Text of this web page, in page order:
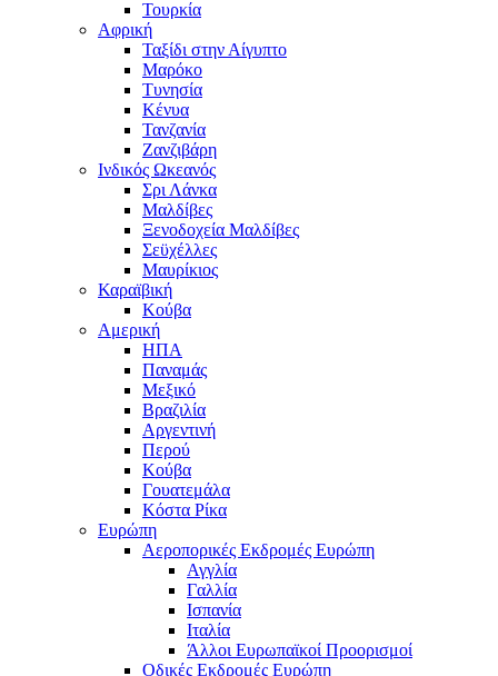
Τουρκία
Αφρική
Ταξίδι στην Αίγυπτο
Μαρόκο
Τυνησία
Κένυα
Τανζανία
Ζανζιβάρη
Ινδικός Ωκεανός
Σρι Λάνκα
Μαλδίβες
Ξενοδοχεία Μαλδίβες
Σεϋχέλλες
Μαυρίκιος
Καραϊβική
Κούβα
Αμερική
ΗΠΑ
Παναμάς
Μεξικό
Βραζιλία
Αργεντινή
Περού
Κούβα
Γουατεμάλα
Κόστα Ρίκα
Ευρώπη
Αεροπορικές Εκδρομές Ευρώπη
Αγγλία
Γαλλία
Ισπανία
Ιταλία
Άλλοι Ευρωπαϊκοί Προορισμοί
Οδικές Εκδρομές Ευρώπη